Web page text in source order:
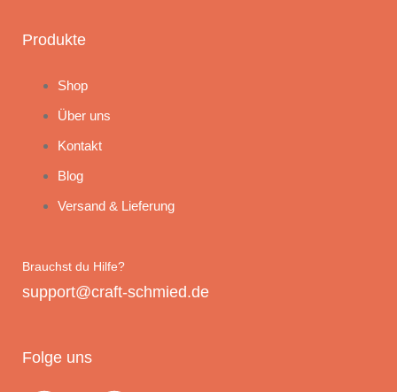
Produkte
Shop
Über uns
Kontakt
Blog
Versand & Lieferung
Brauchst du Hilfe?
support@craft-schmied.de
Folge uns